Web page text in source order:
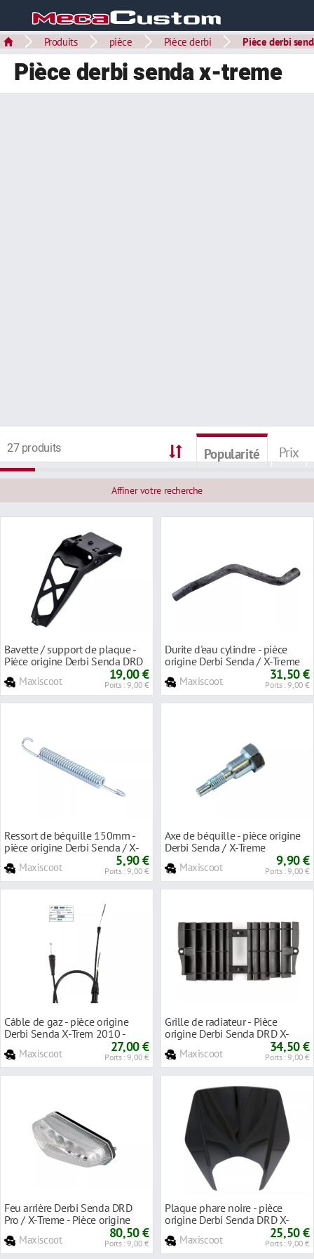
Produits pièce Pièce derbi Pièce derbi
Pièce derbi senda x-treme
27 produits Popularité Prix
Affiner votre recherche
Bavette / support de plaque -
Pièce origine Derbi Senda DRD
Maxiscoot 19,00 €
Ports : 9,00 €
Durite d'eau cylindre - pièce
origine Derbi Senda / X-Treme
Maxiscoot 31,50 €
Ports : 9,00 €
Ressort de béquille 150mm -
pièce origine Derbi Senda / X-
Maxiscoot 5,90 €
Ports : 9,00 €
Axe de béquille - pièce origine
Derbi Senda / X-Treme
Maxiscoot 9,90 €
Ports : 9,00 €
Câble de gaz - pièce origine
Derbi Senda X-Trem 2010 -
Maxiscoot 27,00 €
Ports : 9,00 €
Grille de radiateur - Pièce
origine Derbi Senda DRD X-
Maxiscoot 34,50 €
Ports : 9,00 €
Feu arrière Derbi Senda DRD
Pro / X-Treme - Pièce origine
Maxiscoot 80,50 €
Ports : 9,00 €
Plaque phare noire - pièce
origine Derbi Senda DRD X-
Maxiscoot 25,50 €
Ports : 9,00 €